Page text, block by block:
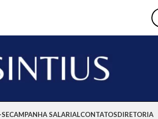
CAMPANHA SALARIALCONTATOSDIRETORIA